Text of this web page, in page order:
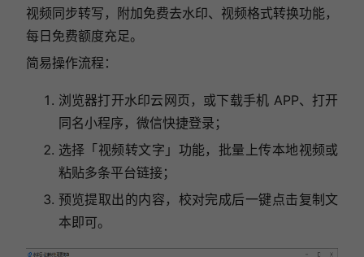
视频同步转写，附加免费去水印、视频格式转换功能，
每日免费额度充足。
简易操作流程：
浏览器打开水印云网页，或下载手机 APP、打开
同名小程序，微信快捷登录；
选择「视频转文字」功能，批量上传本地视频或
粘贴多条平台链接；
预览提取出的内容，校对完成后一键点击复制文
本即可。